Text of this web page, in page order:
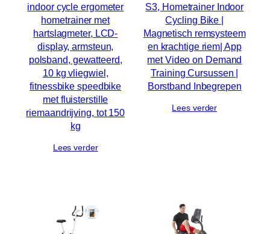
indoor cycle ergometer
hometrainer met
hartslagmeter, LCD-
display, armsteun,
polsband, gewatteerd,
10 kg vliegwiel,
fitnessbike speedbike
met fluisterstille
riemaandrijving, tot 150
kg
Lees verder
S3, Hometrainer Indoor
Cycling Bike |
Magnetisch remsysteem
en krachtige riem| App
met Video on Demand
Training Cursussen |
Borstband Inbegrepen
Lees verder